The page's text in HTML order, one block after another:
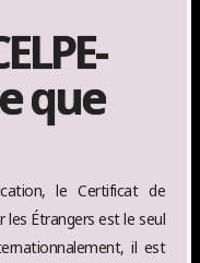
que
le Certificat de
Étrangers est le seul
il est